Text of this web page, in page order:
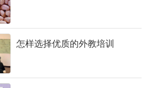
怎样选择优质的外教培训